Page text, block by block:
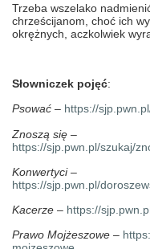
Trzeba wszelako
chrześcijanom, choć ich
okrężnych, aczkolwiek
Słowniczek pojęć:
Psować – https://
Znoszą się –
https://sjp.pwn.pl/szukaj/
Konwertyci–
https://sjp.pwn.pl/
Kacerze – https://
Prawo Mojżeszowe –